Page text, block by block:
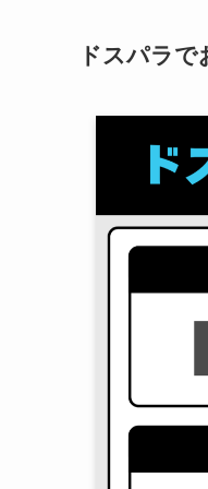
ドスパラ